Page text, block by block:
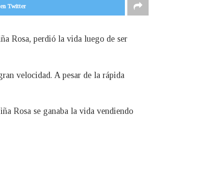
Twitter
Rosa, perdió la vida luego de ser
velocidad. A pesar de la rápida
Rosa se ganaba la vida vendiendo